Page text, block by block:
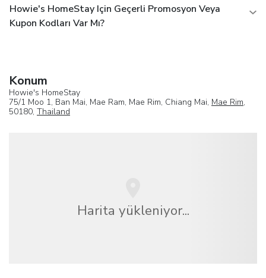
Howie's HomeStay Için Geçerli Promosyon Veya
Kupon Kodları Var Mı?
Konum
Howie's HomeStay
75/1 Moo 1, Ban Mai, Mae Ram, Mae Rim, Chiang Mai, Mae Rim,
50180, Thailand
Harita yükleniyor...